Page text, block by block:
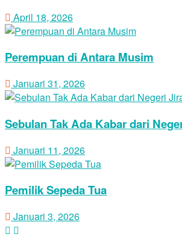
April 18, 2026
Perempuan di Antara Musim
Januari 31, 2026
Sebulan Tak Ada Kabar dari
Januari 11, 2026
Pemilik Sepeda Tua
Januari 3, 2026